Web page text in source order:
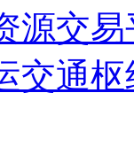
源交
交通枢